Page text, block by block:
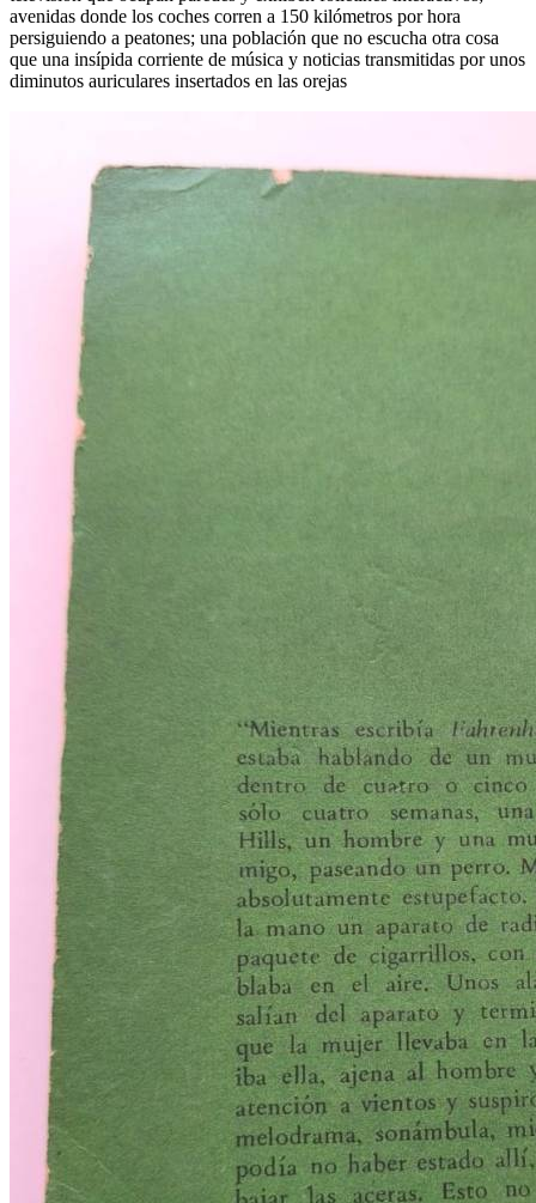
avenidas donde los coches corren a 150 kilómetros por hora
persiguiendo a peatones; una población que no escucha otra cosa
que una insípida corriente de música y noticias transmitidas por unos
diminutos auriculares insertados en las orejas